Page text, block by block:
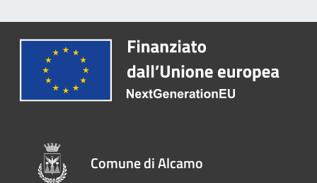
Comune di Alcamo